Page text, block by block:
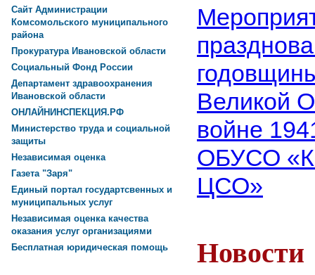
Великой
войне
ОБУСО
ЦСО»
Новости
Сайт Администрации
Комсомольского муниципального
района
Прокуратура Ивановской области
Социальный Фонд России
Департамент здравоохранения
Ивановской области
ОНЛАЙНИНСПЕКЦИЯ.РФ
Министерство труда и социальной
защиты
Независимая оценка
Газета "Заря"
Единый портал государтсвенных и
муниципальных услуг
Независимая оценка качества
оказания услуг организациями
Бесплатная юридическая помощь